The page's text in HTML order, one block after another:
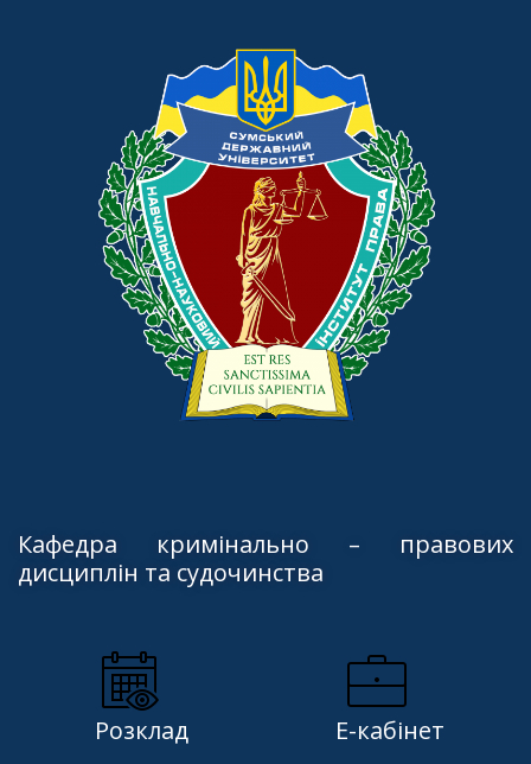
Кафедра кримінально – правових
дисциплін та судочинства
Розклад Е-кабінет